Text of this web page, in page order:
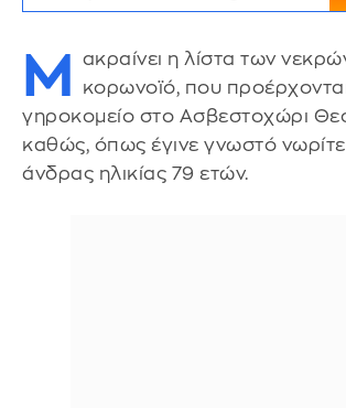
M
ακραίνει η λίστα των
κορωνοϊό, που
γηροκομείο στο Ασβεστοχώρι
καθώς, όπως έγινε γνωστό
άνδρας ηλικίας 79 ετών.